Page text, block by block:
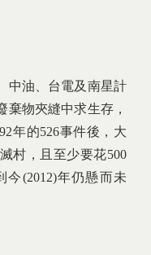
中油、台電及南星計
棄物夾縫中求生存，
年的526事件後，大
村，且至少要花500
今(2012)年仍懸而未